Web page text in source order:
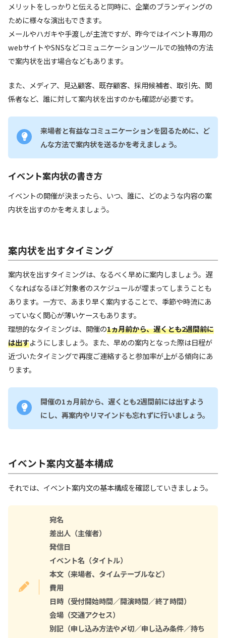
メリットをしっかりと伝えると同時に、企業のブランディングの
ために様々な演出もできます。
メールやハガキや手渡しが主流ですが、昨今ではイベント専用の
webサイトやSNSなどコミュニケーションツールでの独特の方法
で案内状を出す場合などもあります。
また、メディア、見込顧客、既存顧客、採用候補者、取引先、関
係者など、誰に対して案内状を出すのかも確認が必要です。
来場者と有益なコミュニケーションを図るために、ど
んな方法で案内状を送るかを考えましょう。
イベント案内状の書き方
イベントの開催が決まったら、いつ、誰に、どのような内容の案
内状を出すのかを考えましょう。
案内状を出すタイミング
案内状を出すタイミングは、なるべく早めに案内しましょう。遅
くなればなるほど対象者のスケジュールが埋まってしまうことも
あります。一方で、あまり早く案内することで、季節や時流にあ
っていなく関心が薄いケースもあります。
理想的なタイミングは、開催の1ヵ月前から、遅くとも2週間前に
は出すようにしましょう。また、早めの案内となった際は日程が
近づいたタイミングで再度ご連絡すると参加率が上がる傾向にあ
ります。
開催の1ヵ月前から、遅くとも2週間前には出すよう
にし、再案内やリマインドも忘れずに行いましょう。
イベント案内文基本構成
それでは、イベント案内文の基本構成を確認していきましょう。
宛名
差出人（主催者）
発信日
イベント名（タイトル）
本文（来場者、タイムテーブルなど）
費用
日時（受付開始時間／開演時間／終了時間）
会場（交通アクセス）
別記（申し込み方法や〆切／申し込み条件／持ち